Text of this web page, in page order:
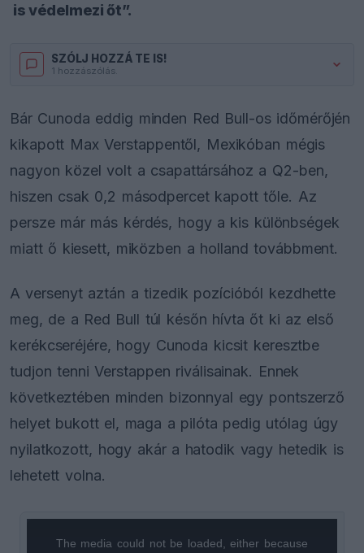
is védelmezi őt”.
SZÓLJ HOZZÁ TE IS!
1 hozzászólás.
Bár Cunoda eddig minden Red Bull-os időmérőjén
kikapott Max Verstappentől, Mexikóban mégis
nagyon közel volt a csapattársához a Q2-ben,
hiszen csak 0,2 másodpercet kapott tőle. Az
persze már más kérdés, hogy a kis különbségek
miatt ő kiesett, miközben a holland továbbment.
A versenyt aztán a tizedik pozícióból kezdhette
meg, de a Red Bull túl későn hívta őt ki az első
kerékcseréjére, hogy Cunoda kicsit keresztbe
tudjon tenni Verstappen riválisainak. Ennek
következtében minden bizonnyal egy pontszerző
helyet bukott el, maga a pilóta pedig utólag úgy
nyilatkozott, hogy akár a hatodik vagy hetedik is
lehetett volna.
The media could not be loaded, either because